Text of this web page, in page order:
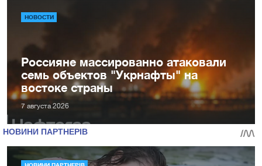
НОВОСТИ
Россияне массированно атаковали
семь объектов "Укрнафты" на
востоке страны
7 августа 2026